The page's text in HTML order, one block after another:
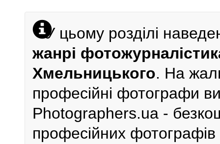
У цьому розділі
жанрі
Хмельницького. На
професійні фотографи
Photographers.ua -
професійних